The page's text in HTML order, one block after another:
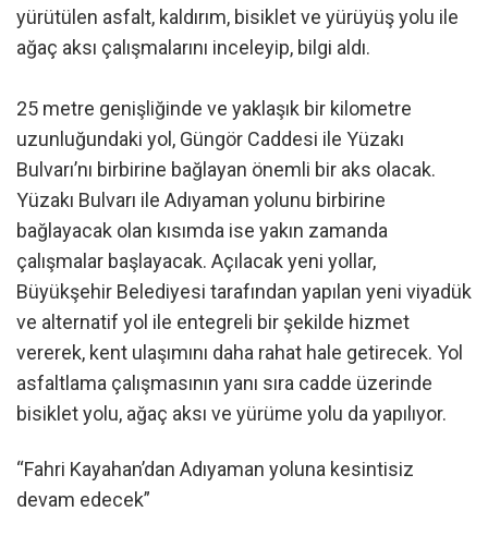
yürütülen asfalt, kaldırım, bisiklet ve yürüyüş yolu ile
ağaç aksı çalışmalarını inceleyip, bilgi aldı.
25 metre genişliğinde ve yaklaşık bir kilometre
uzunluğundaki yol, Güngör Caddesi ile Yüzakı
Bulvarı’nı birbirine bağlayan önemli bir aks olacak.
Yüzakı Bulvarı ile Adıyaman yolunu birbirine
bağlayacak olan kısımda ise yakın zamanda
çalışmalar başlayacak. Açılacak yeni yollar,
Büyükşehir Belediyesi tarafından yapılan yeni viyadük
ve alternatif yol ile entegreli bir şekilde hizmet
vererek, kent ulaşımını daha rahat hale getirecek. Yol
asfaltlama çalışmasının yanı sıra cadde üzerinde
bisiklet yolu, ağaç aksı ve yürüme yolu da yapılıyor.
“Fahri Kayahan’dan Adıyaman yoluna kesintisiz
devam edecek”